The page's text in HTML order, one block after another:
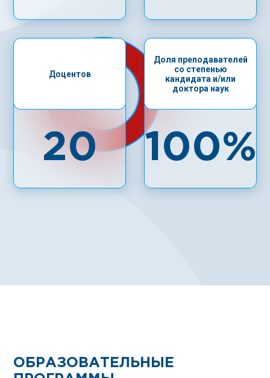
Доцентов
20
Доля преподавателей
со степенью
кандидата и/или
доктора наук
100%
ОБРАЗОВАТЕЛЬНЫЕ